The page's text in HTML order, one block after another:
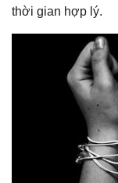
thời gian hợp lý.